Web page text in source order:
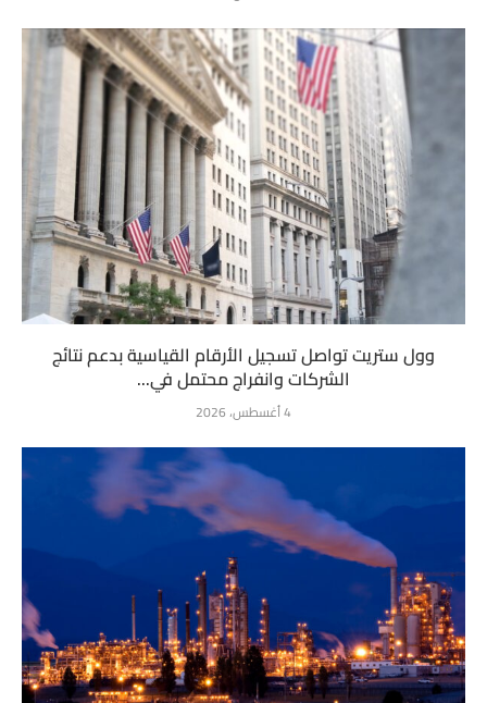
وول ستريت تواصل تسجيل الأرقام القياسية بدعم نتائج
الشركات وانفراج محتمل في...
4 أغسطس، 2026